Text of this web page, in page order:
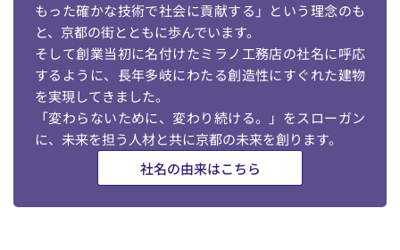
もった確かな技術で社会に貢献する」という理念のも
と、京都の街とともに歩んでいます。
そして創業当初に名付けたミラノ工務店の社名に呼応
するように、長年多岐にわたる創造性にすぐれた建物
を実現してきました。
「変わらないために、変わり続ける。」をスローガン
に、未来を担う人材と共に京都の未来を創ります。
社名の由来はこちら